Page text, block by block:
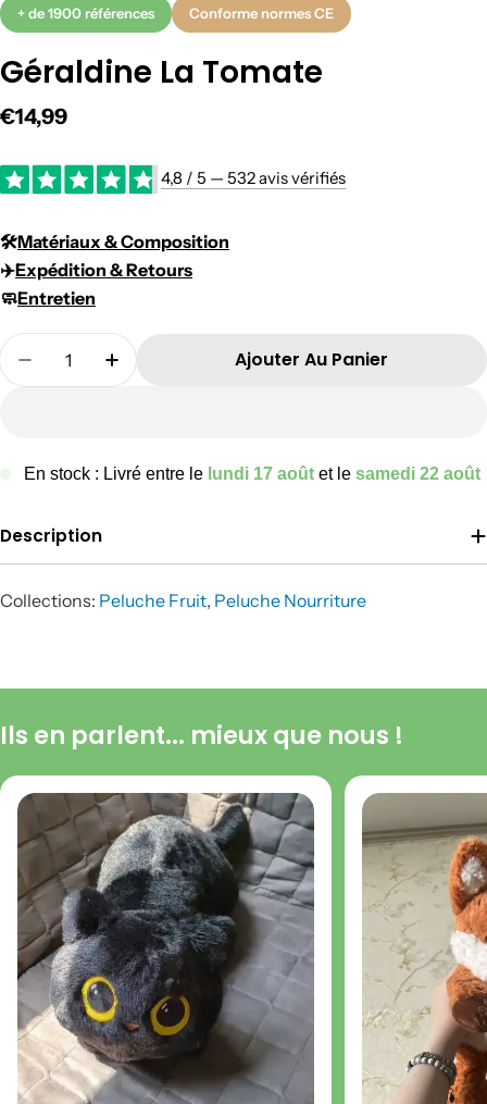
+ de 1900 références Conforme normes CE
Géraldine La Tomate
Prix
régulier
€14,99
4,8 / 5 — 532 avis vérifiés
🛠️​Matériaux & Composition
✈️​Expédition & Retours
🧼Entretien
Diminuer La Quantité Pour Géraldine La
Augmenter La Quantité Pour
Ajouter Au Panier
En stock : Livré entre le lundi 17 août et le samedi 22 août
Description
Collections: Peluche Fruit, Peluche Nourriture
Ils en parlent... mieux que nous !